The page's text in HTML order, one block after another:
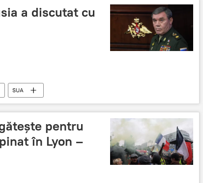
a discutat cu
SUA
pentru
în Lyon –